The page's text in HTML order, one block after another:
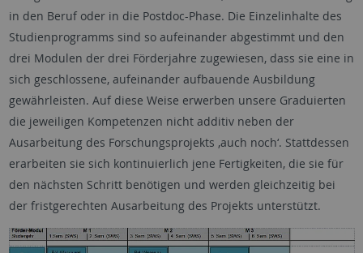
in den Beruf oder in die Postdoc-Phase. Die Einzelinhalte des
Studienprogramms sind so aufeinander abgestimmt und den
drei Modulen der drei Förderjahre zugewiesen, dass sie eine in
sich geschlossene, aufeinander aufbauende Ausbildung
gewährleisten. Auf diese Weise erwerben unsere Graduierten
die jeweiligen Kompetenzen nicht additiv neben der
Ausarbeitung des Forschungsprojekts ‚auch noch‘. Stattdessen
erarbeiten sie sich kontinuierlich jene Fertigkeiten, die sie für
den nächsten Schritt benötigen und werden gleichzeitig bei
der fristgerechten Ausarbeitung des Projekts unterstützt.